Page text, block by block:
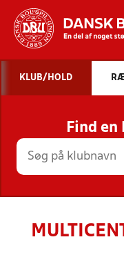
STILLINGER,
KLUB/HOLD
Find